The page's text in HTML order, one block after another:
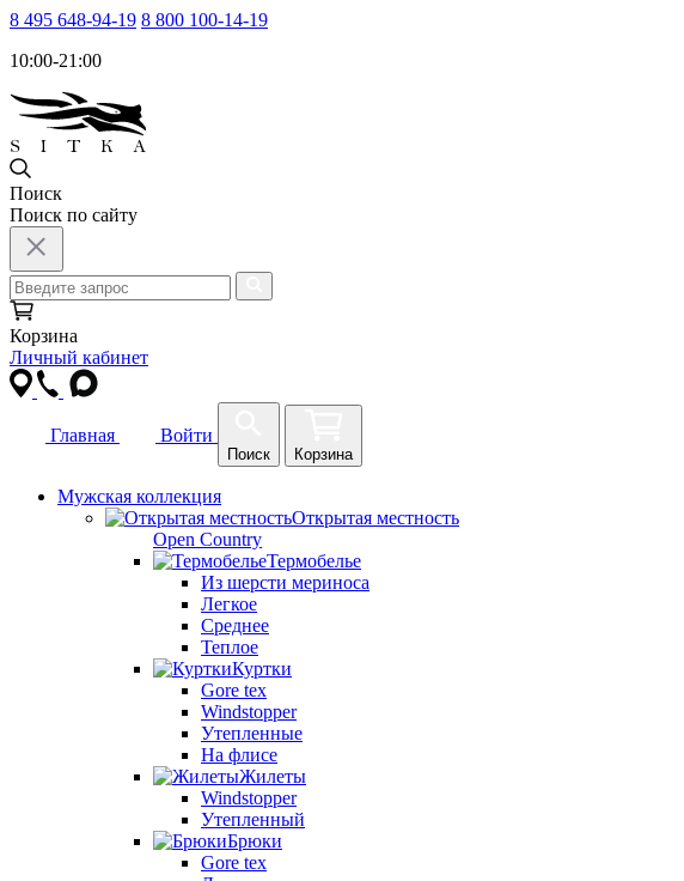
8 495 648-94-19 8 800 100-14-19
10:00-21:00
Поиск
Поиск по сайту
Корзина
Личный кабинет
Главная Войти
Поиск Корзина
Мужская коллекция
Открытая местность
Open Country
Термобелье
Из шерсти мериноса
Легкое
Среднее
Теплое
Куртки
Gore tex
Windstopper
Утепленные
На флисе
Жилеты
Windstopper
Утепленный
Брюки
Gore tex